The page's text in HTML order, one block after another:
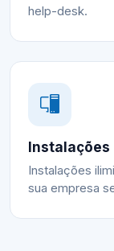
help-desk.
Instalações
Instalações
sua empresa